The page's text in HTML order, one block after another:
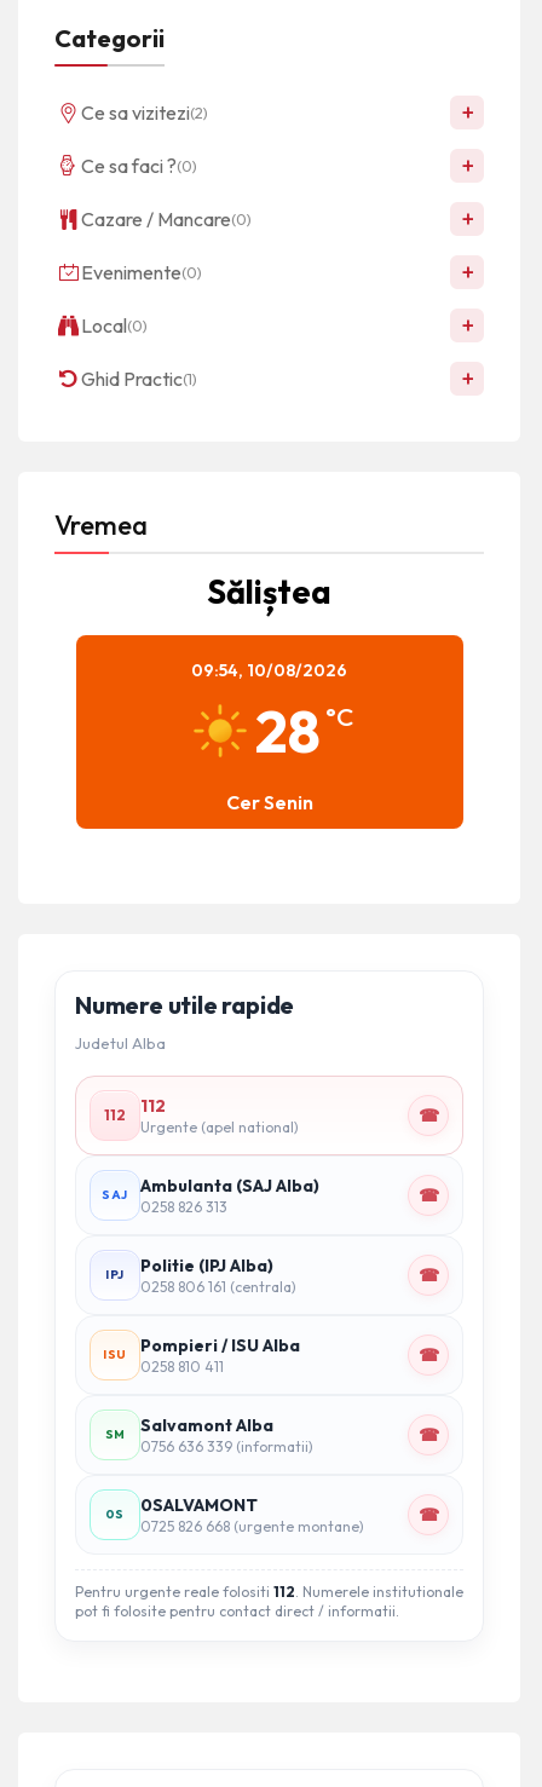
Categorii
Ce sa vizitezi(2) +
Ce sa faci ?(0) +
Cazare / Mancare(0) +
Evenimente(0) +
Local(0) +
Ghid Practic(1) +
Vremea
Săliștea
09:54, 10/08/2026
28 °C
Cer Senin
Numere utile rapide
Judetul Alba
112 112
Urgente (apel national) ☎
SAJ Ambulanta (SAJ Alba)
0258 826 313 ☎
IPJ Politie (IPJ Alba)
0258 806 161 (centrala) ☎
ISU Pompieri / ISU Alba
0258 810 411 ☎
SM Salvamont Alba
0756 636 339 (informatii) ☎
0S 0SALVAMONT
0725 826 668 (urgente montane) ☎
Pentru urgente reale folositi 112. Numerele institutionale
pot fi folosite pentru contact direct / informatii.